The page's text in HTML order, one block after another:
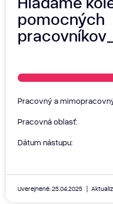
pomocných
Pracovný a
Pracovná oblasť:
Dátum nástupu:
Uverejnené: 25.04.2025